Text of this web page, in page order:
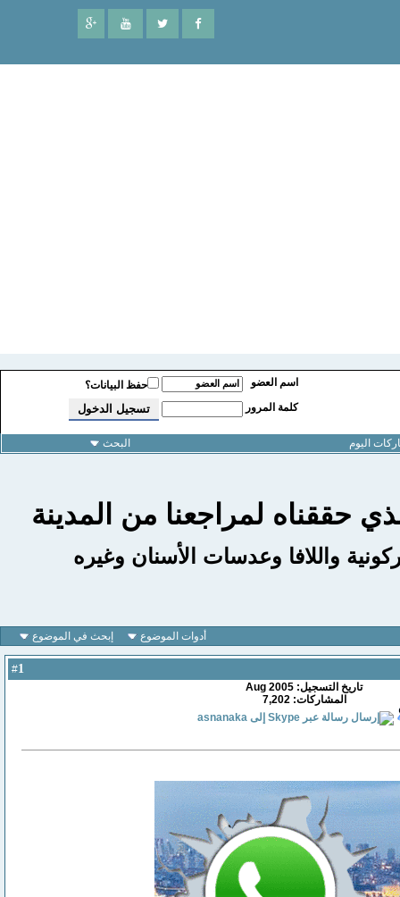
اسم العضو
حفظ البيانات؟
كلمة المرور
اليوم البحث
حققناه لمراجعنا من المدينة
واللافا وعدسات الأسنان وغيره
أدوات الموضوع إبحث في الموضوع
1
تاريخ التسجيل: Aug 2005
المشاركات: 7,202